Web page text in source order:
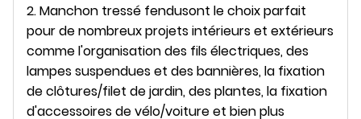
2. Manchon tressé fendusont le choix parfait
pour de nombreux projets intérieurs et extérieurs
comme l'organisation des fils électriques, des
lampes suspendues et des bannières, la fixation
de clôtures/filet de jardin, des plantes, la fixation
d'accessoires de vélo/voiture et bien plus